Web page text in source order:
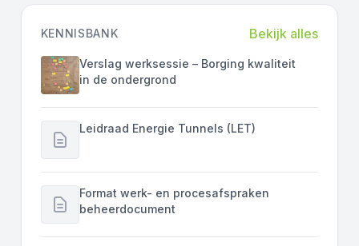
KENNISBANK Bekijk alles
Verslag werksessie – Borging kwaliteit
in de ondergrond
Leidraad Energie Tunnels (LET)
Format werk- en procesafspraken
beheerdocument